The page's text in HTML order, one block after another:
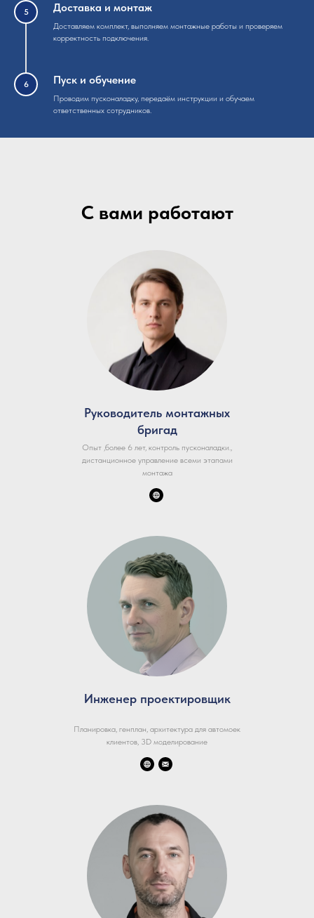
Доставка и монтаж
Доставляем комплект, выполняем монтажные работы и проверяем
корректность подключения.
Пуск и обучение
Проводим пусконаладку, передаём инструкции и обучаем
ответственных сотрудников.
С вами работают
автомоечным объектам
Руководитель монтажных
бригад
Опыт ,более 6 лет, контроль пусконаладки.,
дистанционное управление всеми этапами
монтажа
Инженер проектировщик
Планировка, генплан, архитектура для автомоек
клиентов, 3D моделирование